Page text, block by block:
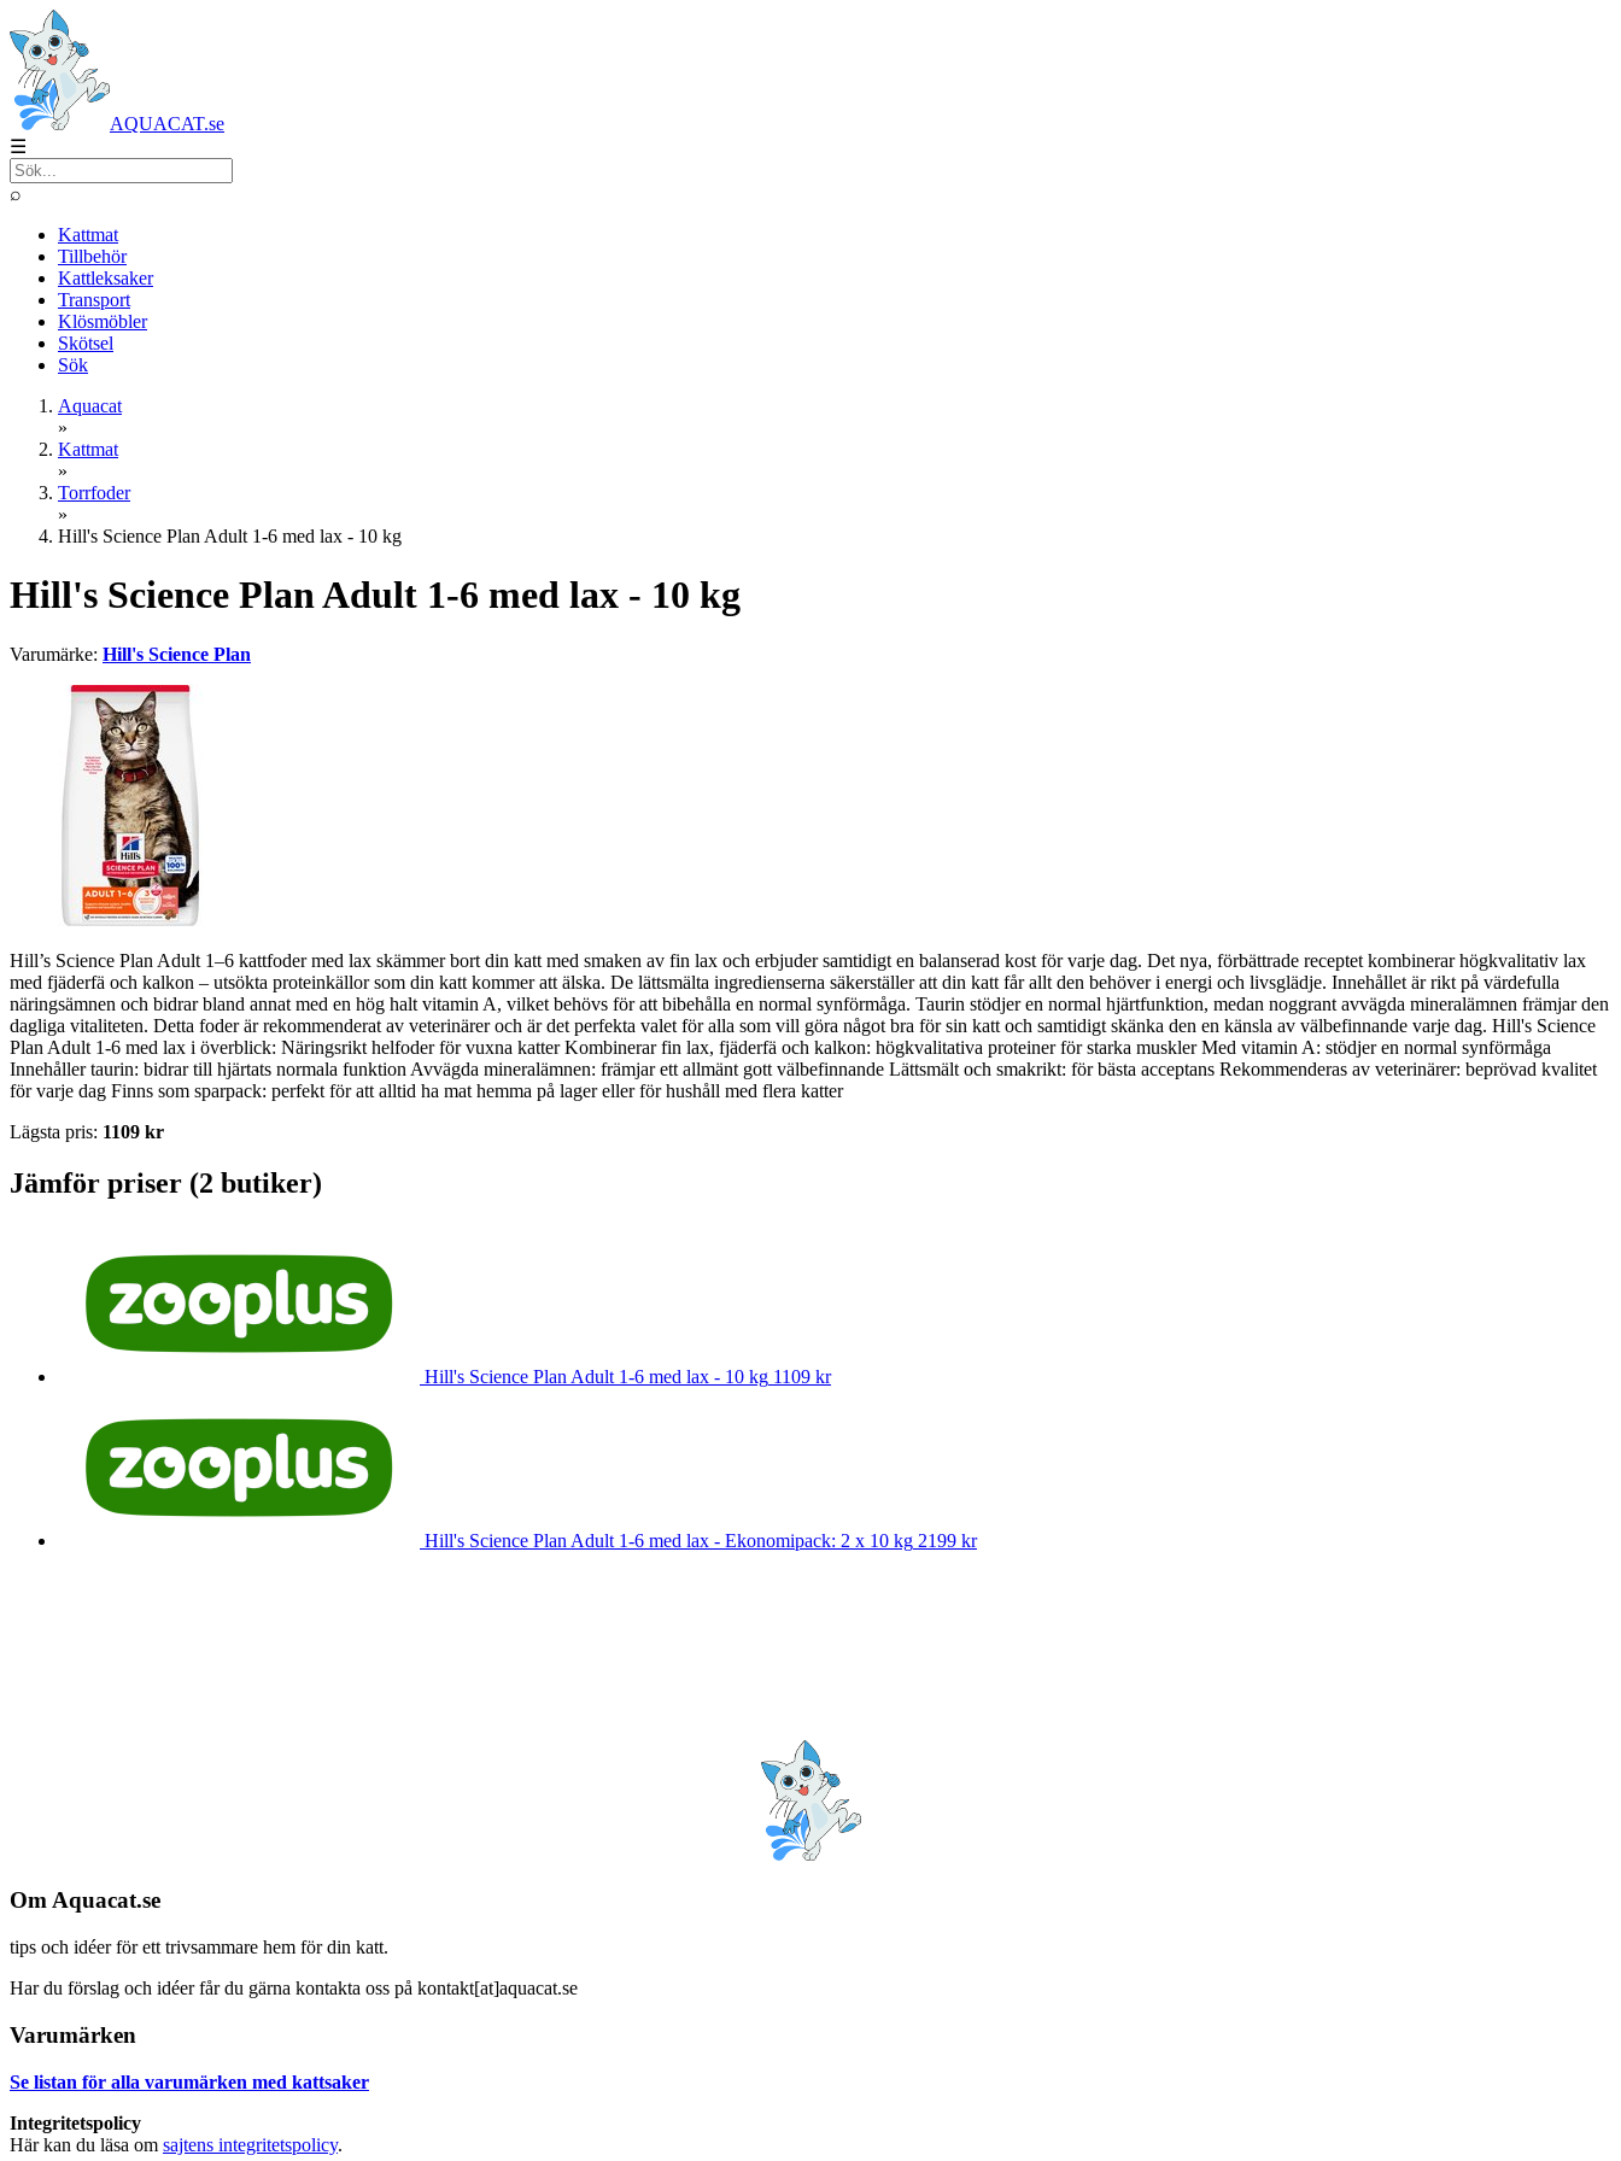
AQUACAT.se
☰
⌕
Kattmat
Tillbehör
Kattleksaker
Transport
Klösmöbler
Skötsel
Sök
Aquacat
»
Kattmat
»
Torrfoder
»
Hill's Science Plan Adult 1-6 med lax - 10 kg
Hill's Science Plan Adult 1-6 med lax - 10 kg
Varumärke: Hill's Science Plan
Hill’s Science Plan Adult 1–6 kattfoder med lax skämmer bort din katt med smaken av fin lax och erbjuder samtidigt en balanserad kost för varje dag. Det nya, förbättrade receptet kombinerar högkvalitativ lax
med fjäderfä och kalkon – utsökta proteinkällor som din katt kommer att älska. De lättsmälta ingredienserna säkerställer att din katt får allt den behöver i energi och livsglädje. Innehållet är rikt på värdefulla
näringsämnen och bidrar bland annat med en hög halt vitamin A, vilket behövs för att bibehålla en normal synförmåga. Taurin stödjer en normal hjärtfunktion, medan noggrant avvägda mineralämnen främjar den
dagliga vitaliteten. Detta foder är rekommenderat av veterinärer och är det perfekta valet för alla som vill göra något bra för sin katt och samtidigt skänka den en känsla av välbefinnande varje dag. Hill's Science
Plan Adult 1-6 med lax i överblick: Näringsrikt helfoder för vuxna katter Kombinerar fin lax, fjäderfä och kalkon: högkvalitativa proteiner för starka muskler Med vitamin A: stödjer en normal synförmåga
Innehåller taurin: bidrar till hjärtats normala funktion Avvägda mineralämnen: främjar ett allmänt gott välbefinnande Lättsmält och smakrikt: för bästa acceptans Rekommenderas av veterinärer: beprövad kvalitet
för varje dag Finns som sparpack: perfekt för att alltid ha mat hemma på lager eller för hushåll med flera katter
Lägsta pris: 1109 kr
Jämför priser (2 butiker)
Hill's Science Plan Adult 1-6 med lax - 10 kg 1109 kr
Hill's Science Plan Adult 1-6 med lax - Ekonomipack: 2 x 10 kg 2199 kr
Om Aquacat.se
tips och idéer för ett trivsammare hem för din katt.
Har du förslag och idéer får du gärna kontakta oss på kontakt[at]aquacat.se
Varumärken
Se listan för alla varumärken med kattsaker
Integritetspolicy
Här kan du läsa om sajtens integritetspolicy.